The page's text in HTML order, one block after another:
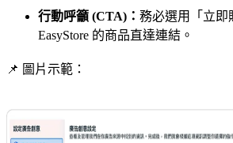
行動呼籲 (CTA)： 務必選用「立即
EasyStore 的商品直達連結。
📌 圖片示範：